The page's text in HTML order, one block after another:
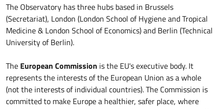
The Observatory has three hubs based in Brussels
(Secretariat), London (London School of Hygiene and Tropical
Medicine & London School of Economics) and Berlin (Technical
University of Berlin).
The European Commission is the EU's executive body. It
represents the interests of the European Union as a whole
(not the interests of individual countries). The Commission is
committed to make Europe a healthier, safer place, where